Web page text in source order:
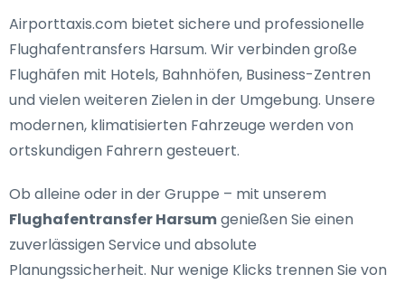
Airporttaxis.com bietet sichere und professionelle
Flughafentransfers Harsum. Wir verbinden große
Flughäfen mit Hotels, Bahnhöfen, Business-Zentren
und vielen weiteren Zielen in der Umgebung. Unsere
modernen, klimatisierten Fahrzeuge werden von
ortskundigen Fahrern gesteuert.
Ob alleine oder in der Gruppe – mit unserem
Flughafentransfer Harsumgenießen Sie einen
zuverlässigen Service und absolute
Planungssicherheit. Nur wenige Klicks trennen Sie von